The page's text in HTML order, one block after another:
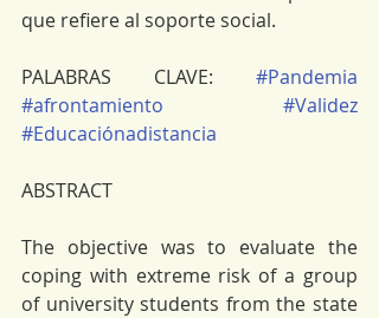
que refiere al soporte social.
PALABRAS CLAVE: #Pandemia
#afrontamiento
#Validez
#Educaciónadistancia
ABSTRACT
The objective was to evaluate the
coping with extreme risk of a group
of university students from the state